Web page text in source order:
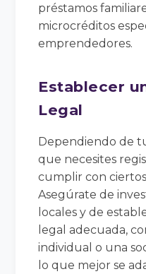
préstamos
microcréditos
emprendedores.
Establecer
Legal
Dependiendo de
que necesites
cumplir con
Asegúrate de
locales y de
legal adecuada,
individual o una
lo que mejor se